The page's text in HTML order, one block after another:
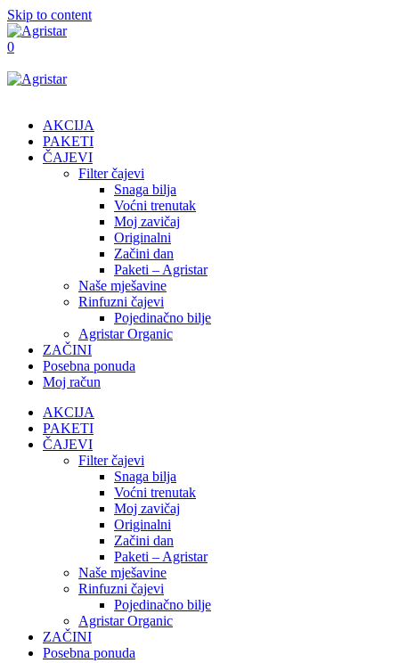
Skip to content
0
AKCIJA
PAKETI
ČAJEVI
Filter čajevi
Snaga bilja
Voćni trenutak
Moj zavičaj
Originalni
Začini dan
Paketi – Agristar
Naše mješavine
Rinfuzni čajevi
Pojedinačno bilje
Agristar Organic
ZAČINI
Posebna ponuda
Moj račun
AKCIJA
PAKETI
ČAJEVI
Filter čajevi
Snaga bilja
Voćni trenutak
Moj zavičaj
Originalni
Začini dan
Paketi – Agristar
Naše mješavine
Rinfuzni čajevi
Pojedinačno bilje
Agristar Organic
ZAČINI
Posebna ponuda